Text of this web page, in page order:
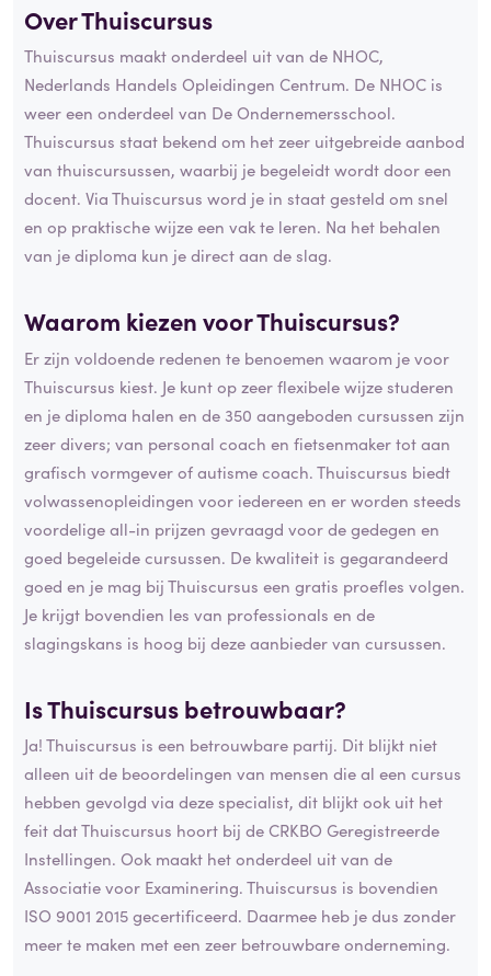
Over Thuiscursus
Thuiscursus maakt onderdeel uit van de NHOC,
Nederlands Handels Opleidingen Centrum. De NHOC is
weer een onderdeel van De Ondernemersschool.
Thuiscursus staat bekend om het zeer uitgebreide aanbod
van thuiscursussen, waarbij je begeleidt wordt door een
docent. Via Thuiscursus word je in staat gesteld om snel
en op praktische wijze een vak te leren. Na het behalen
van je diploma kun je direct aan de slag.
Waarom kiezen voor Thuiscursus?
Er zijn voldoende redenen te benoemen waarom je voor
Thuiscursus kiest. Je kunt op zeer flexibele wijze studeren
en je diploma halen en de 350 aangeboden cursussen zijn
zeer divers; van personal coach en fietsenmaker tot aan
grafisch vormgever of autisme coach. Thuiscursus biedt
volwassenopleidingen voor iedereen en er worden steeds
voordelige all-in prijzen gevraagd voor de gedegen en
goed begeleide cursussen. De kwaliteit is gegarandeerd
goed en je mag bij Thuiscursus een gratis proefles volgen.
Je krijgt bovendien les van professionals en de
slagingskans is hoog bij deze aanbieder van cursussen.
Is Thuiscursusbetrouwbaar?
Ja! Thuiscursus is een betrouwbare partij. Dit blijkt niet
alleen uit de beoordelingen van mensen die al een cursus
hebben gevolgd via deze specialist, dit blijkt ook uit het
feit dat Thuiscursus hoort bij de CRKBO Geregistreerde
Instellingen. Ook maakt het onderdeel uit van de
Associatie voor Examinering. Thuiscursus is bovendien
ISO 9001 2015 gecertificeerd. Daarmee heb je dus zonder
meer te maken met een zeer betrouwbare onderneming.